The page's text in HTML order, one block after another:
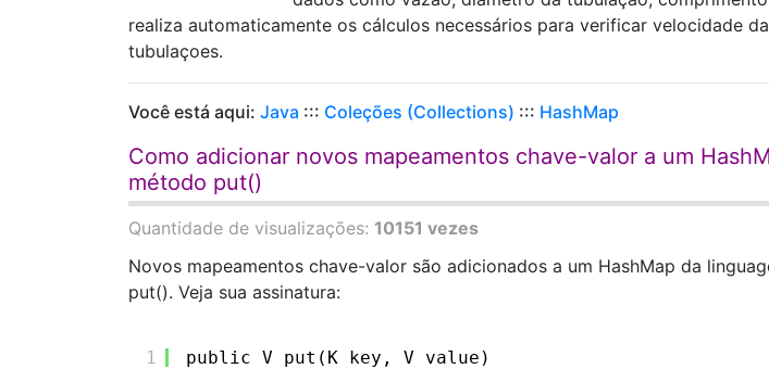
realiza automaticamente os cálculos necessários para verificar velocidade
tubulaçoes.
Você está aqui: Java ::: Coleções (Collections) ::: HashMap
Como adicionar novos mapeamentos chave-valor a um
método put()
Quantidade de visualizações: 10151 vezes
Novos mapeamentos chave-valor são adicionados a um HashMap da
put(). Veja sua assinatura:
1 public V put(K key, V value)